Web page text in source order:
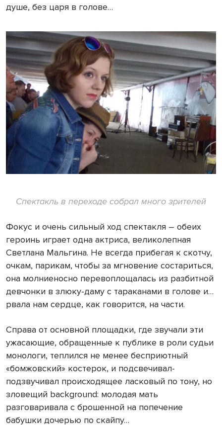
душе, без царя в голове…
Спектакль в переходе собрал много зрителей
Фокус и очень сильный ход спектакля – обеих
героинь играет одна актриса, великолепная
Светлана Мальгина. Не всегда прибегая к скотчу,
очкам, парикам, чтобы за мгновение состариться,
она молниеносно перевоплощалась из разбитной
девчонки в злюку-даму с тараканами в голове и…
рвала нам сердце, как говорится, на части.
Справа от основной площадки, где звучали эти
ужасающие, обращенные к публике в роли судьи
монологи, теплился не менее бесприютный
«бомжовский» костерок, и подсвечивал-
подзвучивал происходящее ласковый по тону, но
зловещий background: молодая мать
разговаривала с брошенной на попечение
бабушки дочерью по скайпу…